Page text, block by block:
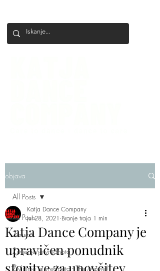
objava
All Posts
Ženska
Življenje je vrednota
Življenje je vrednota - The Movie!
All Posts
Katja Dance Company je
upravičen ponudnik
Katja Dance Company
Jul 28, 2021 Branje traja 1 min